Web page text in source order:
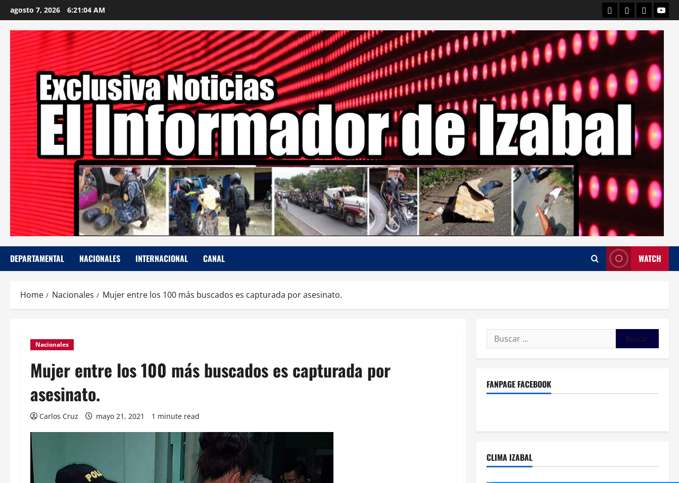
to
content
agosto 7, 2026 6:21:05 AM Departamental
NacionalesCanal
DEPARTAMENTAL NACIONALES INTERNACIONAL CANAL WATCH
Home Nacionales Mujer entre los 100 más buscados es capturada por asesinato.
Nacionales
Mujer entre los 100 más buscados es capturada por
asesinato.
Carlos Cruz mayo 21, 2021 1 minute read
Buscar:
FANPAGE FACEBOOK
CLIMA IZABAL